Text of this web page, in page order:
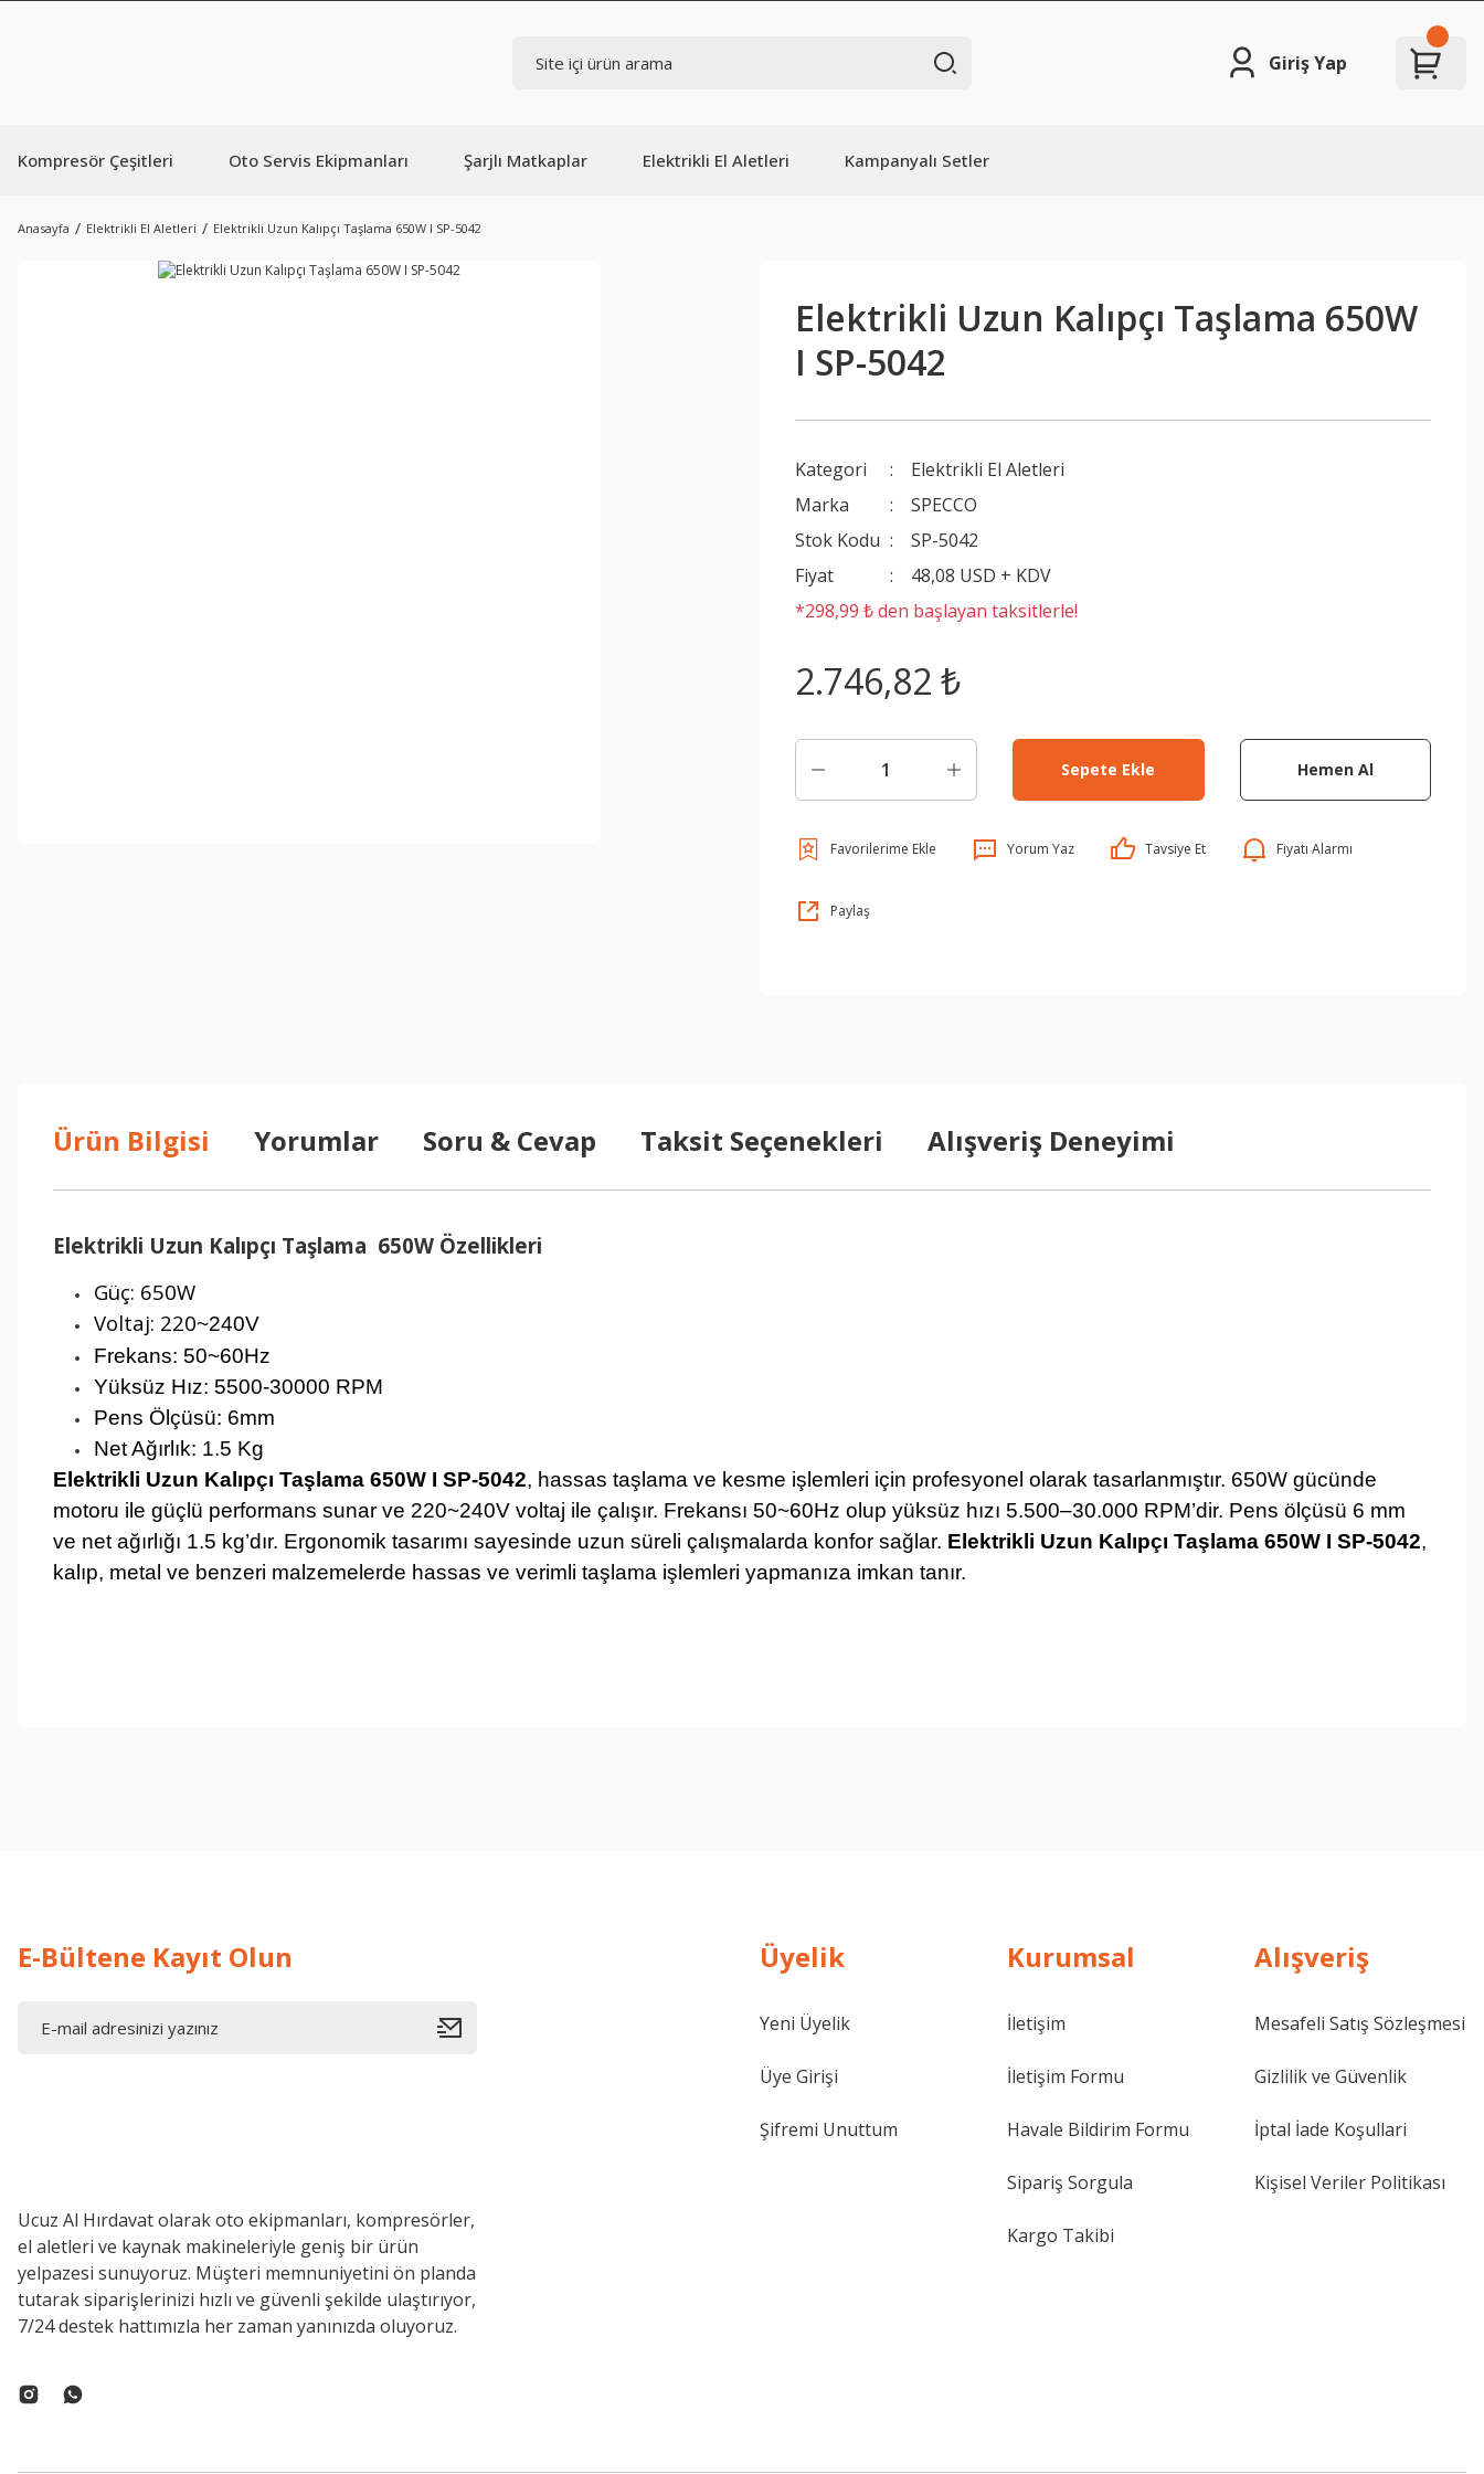
Giriş Yap
Kompresör Çeşitleri Oto Servis Ekipmanları Şarjlı Matkaplar Elektrikli El Aletleri Kampanyalı Setler
Anasayfa Elektrikli El Aletleri Elektrikli Uzun Kalıpçı Taşlama 650W I SP-5042
Elektrikli Uzun Kalıpçı Taşlama 650W
I SP-5042
Kategori
Elektrikli El Aletleri
Marka
SPECCO
Stok Kodu
SP-5042
Fiyat
48,08 USD + KDV
*298,99 ₺ den başlayan taksitlerle!
2.746,82 ₺
Sepete Ekle Hemen Al
Yorum Yaz Tavsiye Et Fiyatı Alarmı
Paylaş
Ürün Bilgisi Yorumlar Soru & Cevap Taksit Seçenekleri Alışveriş Deneyimi
Elektrikli Uzun Kalıpçı Taşlama 650W Özellikleri
Güç: 650W
Voltaj: 220~240V
Frekans: 50~60Hz
Yüksüz Hız: 5500-30000 RPM
Pens Ölçüsü: 6mm
Net Ağırlık: 1.5 Kg
Elektrikli Uzun Kalıpçı Taşlama 650W I SP-5042, hassas taşlama ve kesme işlemleri için profesyonel olarak tasarlanmıştır. 650W gücünde
motoru ile güçlü performans sunar ve 220~240V voltaj ile çalışır. Frekansı 50~60Hz olup yüksüz hızı 5.500–30.000 RPM’dir. Pens ölçüsü 6 mm
ve net ağırlığı 1.5 kg’dır. Ergonomik tasarımı sayesinde uzun süreli çalışmalarda konfor sağlar. Elektrikli Uzun Kalıpçı Taşlama 650W I SP-5042,
kalıp, metal ve benzeri malzemelerde hassas ve verimli taşlama işlemleri yapmanıza imkan tanır.
E-Bültene Kayıt Olun
Ucuz Al Hırdavat olarak oto ekipmanları, kompresörler,
el aletleri ve kaynak makineleriyle geniş bir ürün
yelpazesi sunuyoruz. Müşteri memnuniyetini ön planda
tutarak siparişlerinizi hızlı ve güvenli şekilde ulaştırıyor,
7/24 destek hattımızla her zaman yanınızda oluyoruz.
Üyelik
Yeni Üyelik
Üye Girişi
Şifremi Unuttum
Kurumsal
İletişim
İletişim Formu
Havale Bildirim Formu
Sipariş Sorgula
Kargo Takibi
Alışveriş
Mesafeli Satış Sözleşmesi
Gizlilik ve Güvenlik
İptal İade Koşullari
Kişisel Veriler Politikası